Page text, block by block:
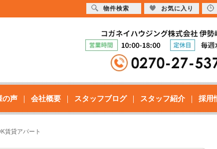
の声 会社概要 スタッフブログ スタッフ紹介 採用
賃貸アパート
物件検索 お気に入り